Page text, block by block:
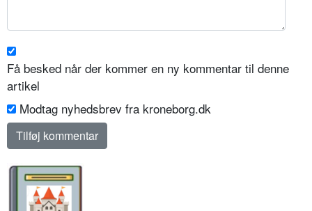
Få besked når der kommer en ny kommentar til denne
artikel
Modtag nyhedsbrev fra kroneborg.dk